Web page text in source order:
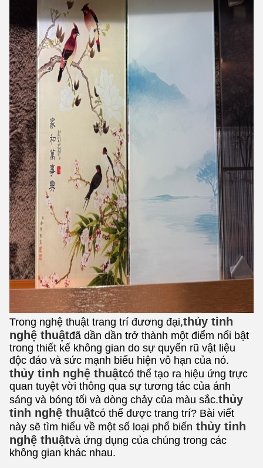
Trong nghệ thuật trang trí đương đại,thủy tinh
nghệ thuậtđã dần dần trở thành một điểm nổi bật
trong thiết kế không gian do sự quyến rũ vật liệu
độc đáo và sức mạnh biểu hiện vô hạn của nó.
thủy tinh nghệ thuậtcó thể tạo ra hiệu ứng trực
quan tuyệt vời thông qua sự tương tác của ánh
sáng và bóng tối và dòng chảy của màu sắc.thủy
tinh nghệ thuậtcó thể được trang trí? Bài viết
này sẽ tìm hiểu về một số loại phổ biến thủy tinh
nghệ thuậtvà ứng dụng của chúng trong các
không gian khác nhau.